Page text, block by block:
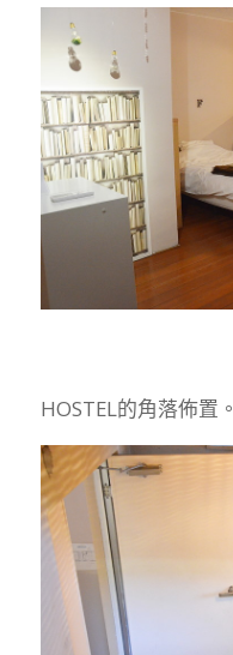
HOSTEL的角落佈置。